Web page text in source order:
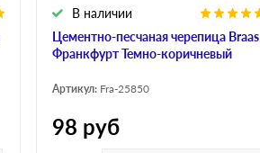
Цементно-песчаная черепица Braas
Франкфурт Темно-коричневый
В наличии
Артикул: Fra-25850
98 руб